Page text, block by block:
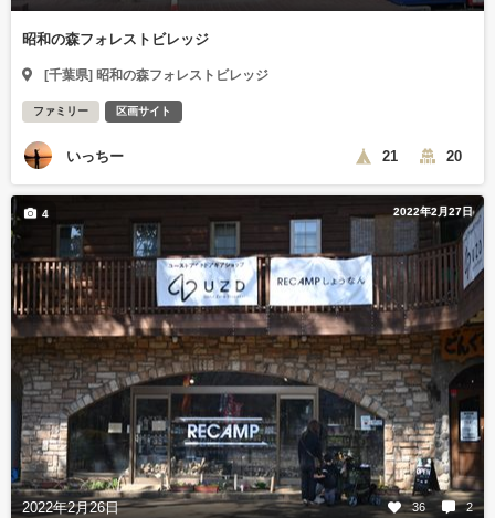
昭和の森フォレストビレッジ
[千葉県] 昭和の森フォレストビレッジ
ファミリー 区画サイト
いっちー 21 20
2022年2月27日
2022年2月26日 36 2
4